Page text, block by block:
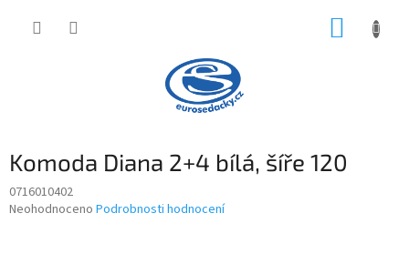
Komoda Diana 2+4 bílá, šíře 120
0716010402
Průměrné
Neohodnoceno Podrobnosti hodnocení